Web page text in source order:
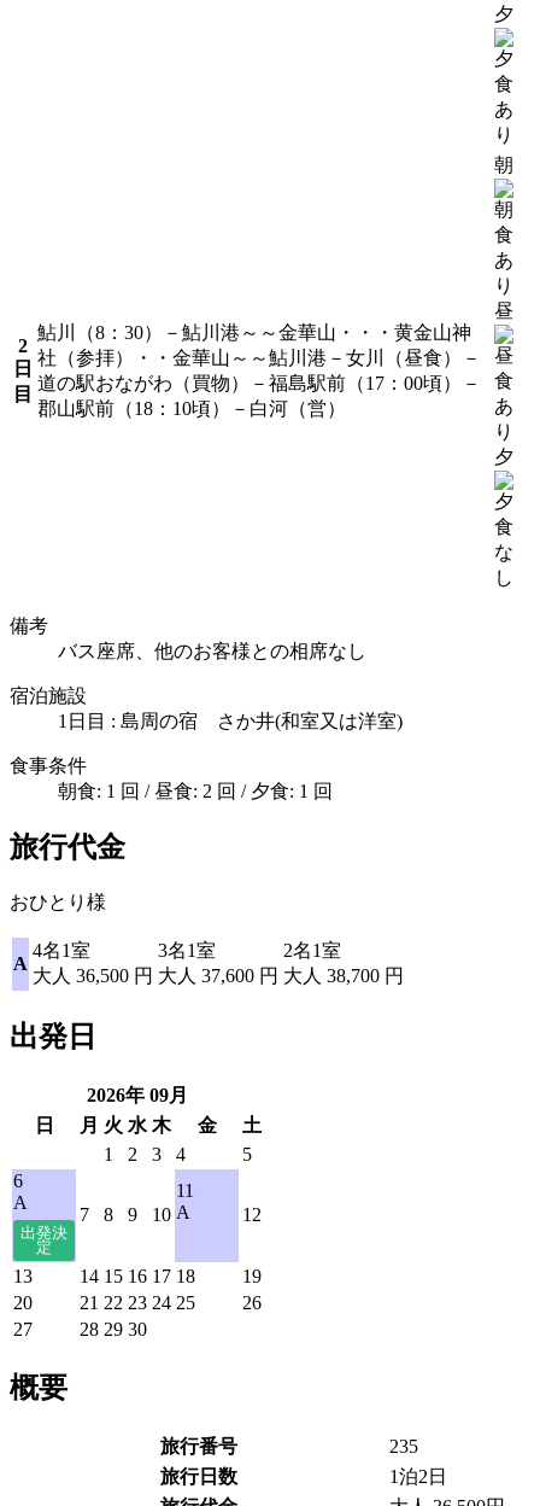
夕
2
日
目
鮎川（8：30）－鮎川港～～金華山・・・黄金山神
社（参拝）・・金華山～～鮎川港－女川（昼食）－
道の駅おながわ（買物）－福島駅前（17：00頃）－
郡山駅前（18：10頃）－白河（営）
朝
昼
夕
備考
バス座席、他のお客様との相席なし
宿泊施設
1日目 : 島周の宿 さか井(和室又は洋室)
食事条件
朝食: 1 回 / 昼食: 2 回 / 夕食: 1 回
旅行代金
おひとり様
A
4名1室
大人 36,500 円
3名1室
大人 37,600 円
2名1室
大人 38,700 円
出発日
2026年 09月
日
月 火 水 木 金
土
1
2 3 4
5
6
A
7 8 9 10
11
A
12
13 14 15 16 17 18
19
20
21 22 23 24 25
26
27
28 29 30
概要
旅行番号
235
旅行日数
1泊2日